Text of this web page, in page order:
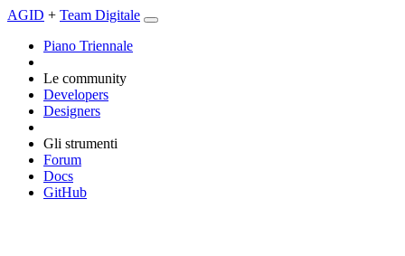
AGID + Team Digitale
Piano Triennale
Le community
Developers
Designers
Gli strumenti
Forum
Docs
GitHub